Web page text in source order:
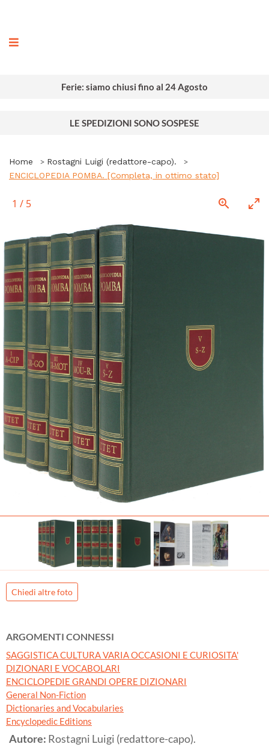
Ferie: siamo chiusi fino al 24 Agosto
LE SPEDIZIONI SONO SOSPESE
Home
Rostagni Luigi (redattore-capo).
ENCICLOPEDIA POMBA. [Completa, in ottimo stato]
1 / 5
Chiedi altre foto
ARGOMENTI CONNESSI
SAGGISTICA CULTURA VARIA OCCASIONI E CURIOSITA'
DIZIONARI E VOCABOLARI
ENCICLOPEDIE GRANDI OPERE DIZIONARI
General Non-Fiction
Dictionaries and Vocabularies
Encyclopedic Editions
Autore: Rostagni Luigi (redattore-capo).